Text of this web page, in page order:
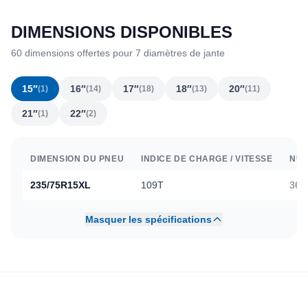
DIMENSIONS DISPONIBLES
60 dimensions offertes pour 7 diamètres de jante
15″(1) 16″(14) 17″(18) 18″(13) 20″(11)
21″(1) 22″(2)
DIMENSION DU PNEU INDICE DE CHARGE / VITESSE
235/75R15XL 109T
Masquer les spécifications